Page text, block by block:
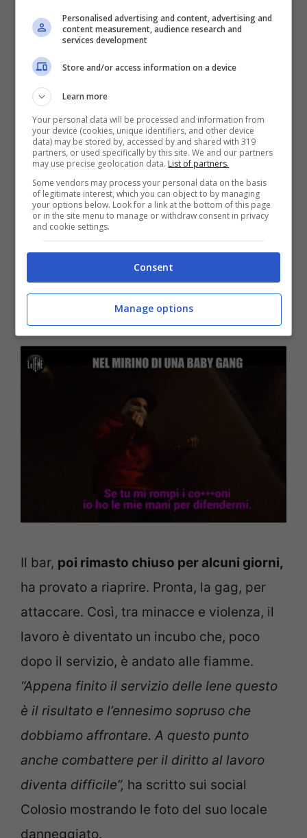
tre vetrate distrutte, la rissa in discoteca
con l’amico Stefano, l’aggressione al padre
di Yuri Colosio. Come si vede nel servizio
delle Iene, la baby-gang sarebbe
composta da ragazzi giovani e
giovanissimi, tra cui un cantante di trap. Le
denunce, però, sono risultate vane e nulla
è stato mai fatto per eliminare il “teatro
delle violenze” a Ghedi.
Ylenja Lucaselli, non è
Il bar, poi rimasto chiuso per alcuni giorni,
ha provato a riaprire. Pronta, la gag, per
attaccare. Così, tra minacce e violenza, il
lavoro è diventato un incubo che, poco
dopo il servizio, è andato alle fiamme.
“Appena finito il servizio delle Iene questo
è il risultato e l’ennesimo sopruso che
dobbiamo affrontare. A questo punto
anche combattere per il diritto al lavoro
diventa difficile”, ha scritto sui social
Colosio mostrando le foto del suo locale
danneggiato.
Personalised advertising and content, advertising and
content measurement, audience research and
services development
Store and/or access information on a device
Learn more
Your personal data will be processed and information from
your device (cookies, unique identifiers, and other device
data) may be stored by, accessed by and shared with 319
partners, or used specifically by this site. We and our partners
may use precise geolocation data. List of partners.
Some vendors may process your personal data on the basis
of legitimate interest, which you can object to by managing
your options below. Look for a link at the bottom of this page
or in the site menu to manage or withdraw consent in privacy
and cookie settings.
Consent
Manage options